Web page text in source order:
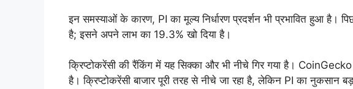
इन समस्याओं के कारण, PI का मूल्य निर्धारण प्रदर्शन भी प्रभावित हुआ है।
है; इसने अपने लाभ का 19.3% खो दिया है।
क्रिप्टोकरेंसी की रैंकिंग में यह सिक्का और भी नीचे गिर गया है।
है। क्रिप्टोकरेंसी बाजार पूरी तरह से नीचे जा रहा है, लेकिन PI का